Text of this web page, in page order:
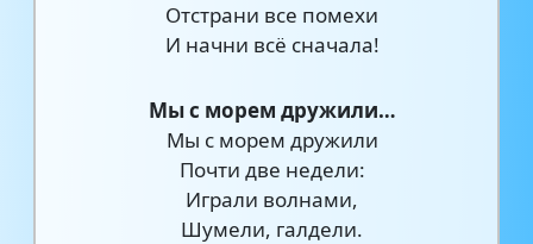
Отстрани все помехи
И начни всё сначала!
Мы с морем дружили…
Мы с морем дружили
Почти две недели:
Играли волнами,
Шумели, галдели.